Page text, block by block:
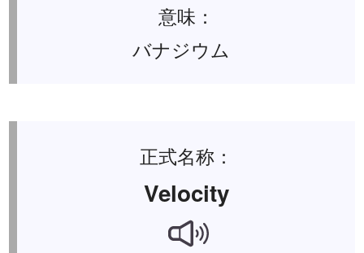
意味：
バナジウム
正式名称：
Velocity